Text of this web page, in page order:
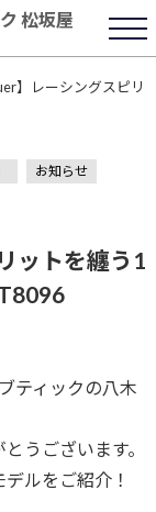
松坂屋
】レーシングスピリ
お知らせ
ットを纏う1
ティックの八木
うございます。
ルをご紹介！